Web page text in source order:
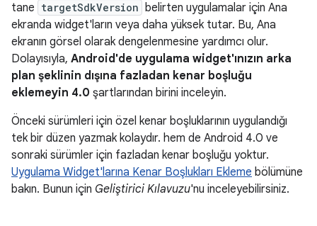
tane targetSdkVersion belirten uygulamalar için Ana
ekranda widget'ların veya daha yüksek tutar. Bu, Ana
ekranın görsel olarak dengelenmesine yardımcı olur.
Dolayısıyla, Android'de uygulama widget'ınızın arka
plan şeklinin dışına fazladan kenar boşluğu
eklemeyin 4.0 şartlarından birini inceleyin.
Önceki sürümleri için özel kenar boşluklarının uygulandığı
tek bir düzen yazmak kolaydır. hem de Android 4.0 ve
sonraki sürümler için fazladan kenar boşluğu yoktur.
Uygulama Widget'larına Kenar Boşlukları Ekleme bölümüne
bakın. Bunun için Geliştirici Kılavuzu'nu inceleyebilirsiniz.